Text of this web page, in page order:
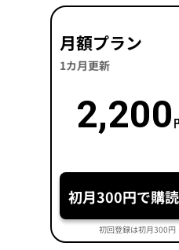
月額プラン
1カ月更新
2,200
初月300円で購
初回登録は初月300円